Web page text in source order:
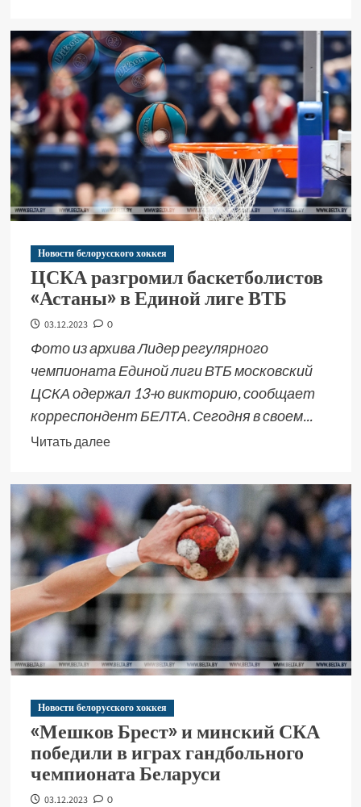
Новости белорусского хоккея
ЦСКА разгромил баскетболистов
«Астаны» в Единой лиге ВТБ
03.12.2023 0
Фото из архива Лидер регулярного
чемпионата Единой лиги ВТБ московский
ЦСКА одержал 13-ю викторию, сообщает
корреспондент БЕЛТА. Сегодня в своем...
Читать далее
Новости белорусского хоккея
«Мешков Брест» и минский СКА
победили в играх гандбольного
чемпионата Беларуси
03.12.2023 0